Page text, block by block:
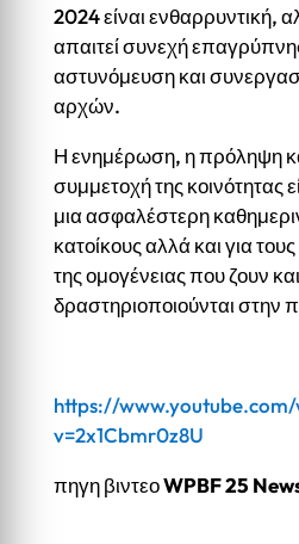
2024 είναι ενθαρρυντική,
απαιτεί συνεχή
αστυνόμευση και
αρχών.
Η ενημέρωση, η πρόληψη
συμμετοχή της κοινότητας
μια ασφαλέστερη
κατοίκους αλλά και για
της ομογένειας που ζουν και
δραστηριοποιούνται στην
https://
v=2x1Cbmr0z8U
πηγη βιντεοWPBF 25